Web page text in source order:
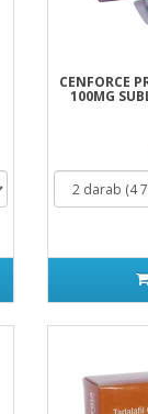
CENFORCE
100MG